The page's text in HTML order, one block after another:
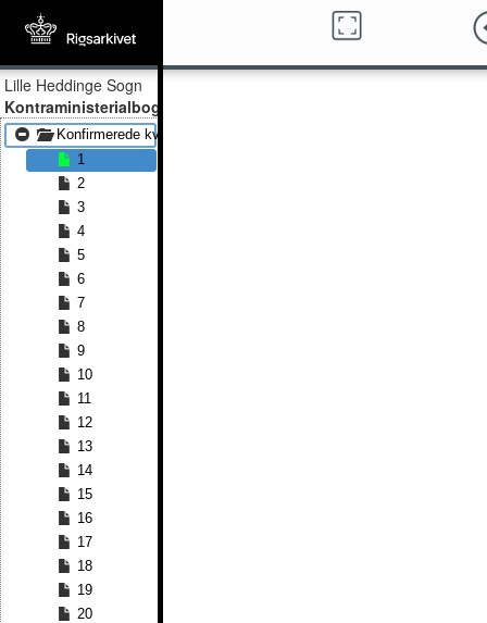
Lille Heddinge Sogn
Kontraministerialbog
Konfirmerede kvinder 1815 - Konfirmerede kvinder 1872
1
2
3
4
5
6
7
8
9
10
11
12
13
14
15
16
17
18
19
20